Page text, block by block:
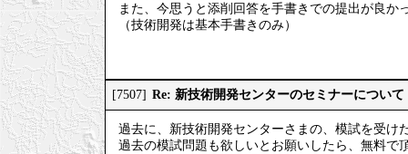
また、今思うと添削回答を手書きでの提出が良か
（技術開発は基本手書きのみ）
[7507] Re: 新技術開発センターのセミナーについて
過去に、新技術開発センターさまの、模試を受け
過去の模試問題も欲しいとお願いしたら、無料で